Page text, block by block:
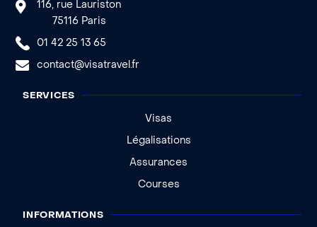
116, rue Lauriston
75116 Paris
01 42 25 13 65
contact@visatravel.fr
SERVICES
Visas
Légalisations
Assurances
Courses
INFORMATIONS